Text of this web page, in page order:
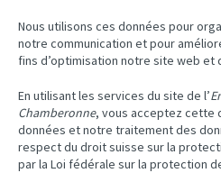
Nous utilisons ces données pour
notre communication et pour
fins d’optimisation notre site web et
En utilisant les services du site de l’
Chamberonne, vous acceptez cette
données et notre traitement des
respect du droit suisse sur la
par la Loi fédérale sur la protection